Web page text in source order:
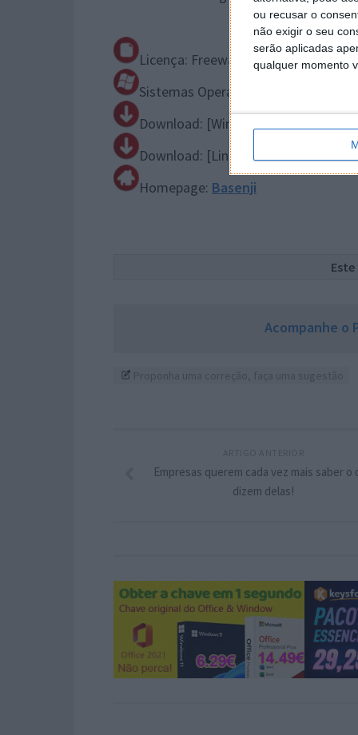
ou recusar o
não exigir o seu
serão aplicadas
qualquer momento
Licença: Freeware
Sistemas Operativos: Windows e
Download: [Windows]
Download: [Linux]
basenji-
Homepage: Basenji
Acompanhe o
Empresas querem cada vez mais saber o
dizem delas!